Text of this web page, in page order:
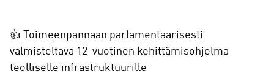
👍 Toimeenpannaan parlamentaarisesti
valmisteltava 12-vuotinen kehittämisohjelma
teolliselle infrastruktuurille